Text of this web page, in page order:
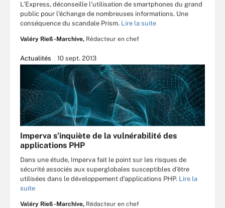
L’Express, déconseille l’utilisation de smartphones du grand
public pour l’échange de nombreuses informations. Une
conséquence du scandale Prism. Lire la suite
Valéry Rieß-Marchive, Rédacteur en chef
Actualités 10 sept. 2013
Imperva s’inquiète de la vulnérabilité des
applications PHP
Dans une étude, Imperva fait le point sur les risques de
sécurité associés aux superglobales susceptibles d’être
utilisées dans le développement d’applications PHP. Lire la
suite
Valéry Rieß-Marchive, Rédacteur en chef